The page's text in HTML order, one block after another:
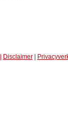
Disclaimer|